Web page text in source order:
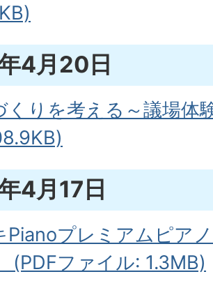
4月20日
くりを考える～議場体
4月17日
Pianoプレミアムピア
(PDFファイル: 1.3MB)